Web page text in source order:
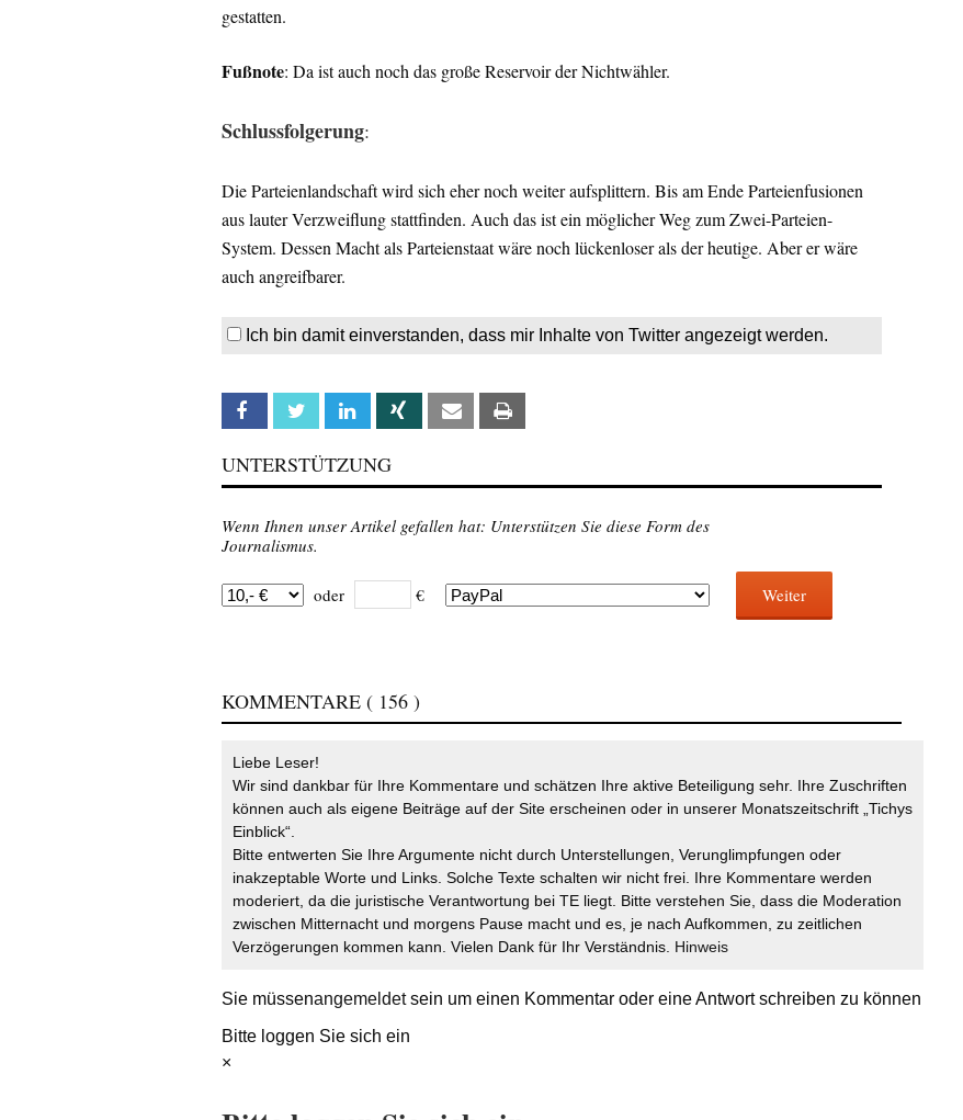
gestatten.
Fußnote: Da ist auch noch das große Reservoir der Nichtwähler.
Schlussfolgerung:
Die Parteienlandschaft wird sich eher noch weiter aufsplittern. Bis am Ende Parteienfusionen
aus lauter Verzweiflung stattfinden. Auch das ist ein möglicher Weg zum Zwei-Parteien-
System. Dessen Macht als Parteienstaat wäre noch lückenloser als der heutige. Aber er wäre
auch angreifbarer.
Ich bin damit einverstanden, dass mir Inhalte von Twitter angezeigt werden.
Facebook Twitter Linkedin Xing Email
UNTERSTÜTZUNG
Wenn Ihnen unser Artikel gefallen hat: Unterstützen Sie diese Form des
Journalismus.
oder € Weiter
KOMMENTARE ( 156 )
Liebe Leser!
Wir sind dankbar für Ihre Kommentare und schätzen Ihre aktive Beteiligung sehr. Ihre Zuschriften
können auch als eigene Beiträge auf der Site erscheinen oder in unserer Monatszeitschrift „Tichys
Einblick“.
Bitte entwerten Sie Ihre Argumente nicht durch Unterstellungen, Verunglimpfungen oder
inakzeptable Worte und Links. Solche Texte schalten wir nicht frei. Ihre Kommentare werden
moderiert, da die juristische Verantwortung bei TE liegt. Bitte verstehen Sie, dass die Moderation
zwischen Mitternacht und morgens Pause macht und es, je nach Aufkommen, zu zeitlichen
Verzögerungen kommen kann. Vielen Dank für Ihr Verständnis. Hinweis
Sie müssenangemeldetsein um einen Kommentar oder eine Antwort schreiben zu können
Bitte loggen Sie sich ein
×